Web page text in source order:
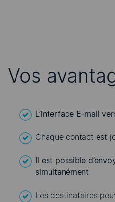
Vos
L’interface E-mail
Chaque contact est
Il est possible
simultanément
Les destinataires